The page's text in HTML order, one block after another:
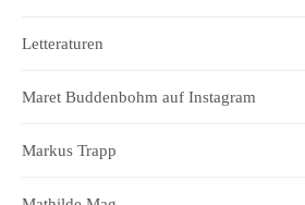
Letteraturen
Maret Buddenbohm auf Instagram
Markus Trapp